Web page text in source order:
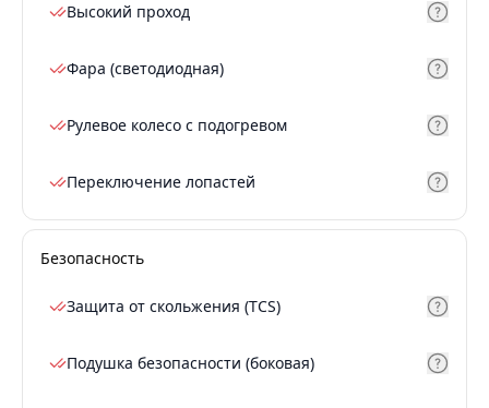
Высокий проход
Фара (светодиодная)
Рулевое колесо с подогревом
Переключение лопастей
Безопасность
Защита от скольжения (TCS)
Подушка безопасности (боковая)